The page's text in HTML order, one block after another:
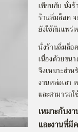
เทียบกับ นั่ง
ร้านลิ่มล็อค
ยังใช้กันแพร่
เหมาะกับง
และงานที่มี
นั่งร้านลิ่มล็อ
เนื่องด้วยขน
จึงเหมาะสำ
งานหล่อเสา
และสามารถ